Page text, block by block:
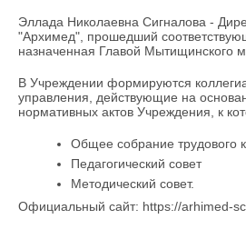
Эллада Николаевна Сигналова -
"Архимед", прошедший
назначенная Главой Мытищинского
В Учреждении формируются
управления, действующие на
нормативных актов Учреждения, к
Общее собрание трудового
Педагогический совет
Методический совет.
Официальный сайт: https://arhimed-